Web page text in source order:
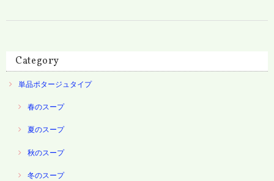
Category
単品ポタージュタイプ
春のスープ
夏のスープ
秋のスープ
冬のスープ